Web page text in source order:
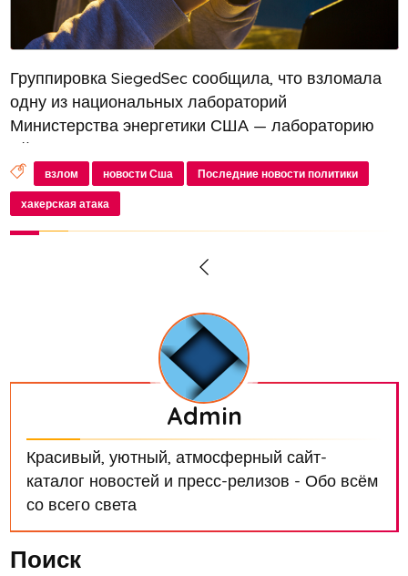
Группировка SiegedSec сообщила, что взломала
одну из национальных лабораторий
Министерства энергетики США — лабораторию
Айдахо (INL) и опубликовала украденные данные
в интернете. Представители лаборатории
подтвердили факт кибератаки
взлом новости Сша Последние новости политики
хакерская атака
Admin
Красивый, уютный, атмосферный сайт-
каталог новостей и пресс-релизов - Обо всём
со всего света
Поиск